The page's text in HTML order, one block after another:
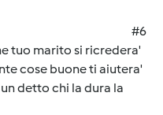
#6
tuo marito si ricredera'
cose buone ti aiutera'
detto chi la dura la